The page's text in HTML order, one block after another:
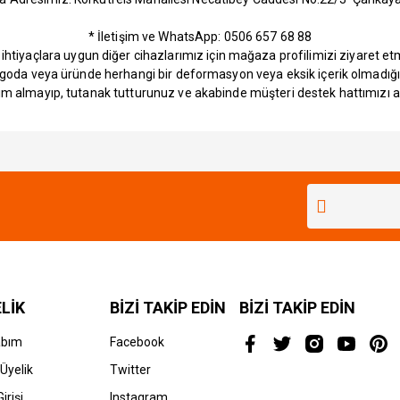
* İletişim ve WhatsApp: 0506 657 68 88
ihtiyaçlara uygun diğer cihazlarımız için mağaza profilimizi ziyaret
veya üründe herhangi bir deformasyon veya eksik içerik
almayıp, tutanak tutturunuz ve akabinde müşteri destek hattımızı
BİZİ TAKİP EDİN
Facebook
Twitter
BİZİ TAKİP EDİN